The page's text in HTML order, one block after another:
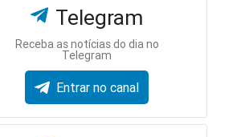
Telegram
Receba as notícias do dia no
Telegram
Entrar no canal